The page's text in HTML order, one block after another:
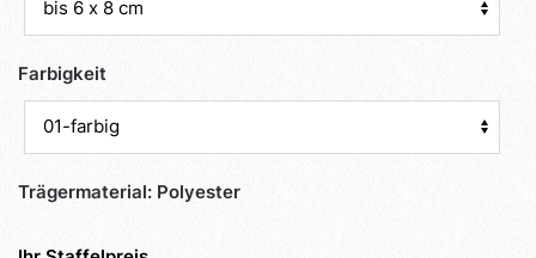
Farbigkeit
Trägermaterial